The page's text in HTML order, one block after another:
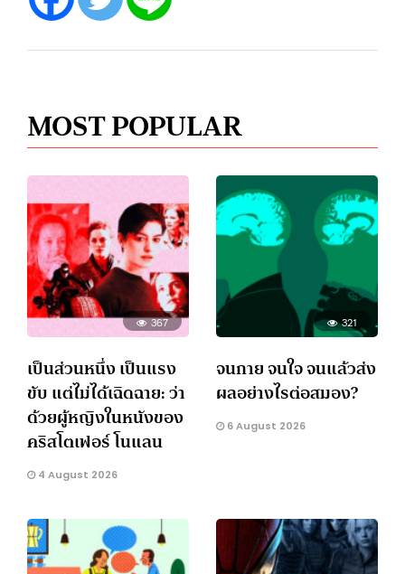
MOST POPULAR
367
เป็นส่วนหนึ่ง เป็นแรง
ขับ แต่ไม่ได้เฉิดฉาย: ว่า
ด้วยผู้หญิงในหนังของ
คริสโตเฟอร์ โนแลน
4 August 2026
321
จนกาย จนใจ จนแล้วส่ง
ผลอย่างไรต่อสมอง?
6 August 2026